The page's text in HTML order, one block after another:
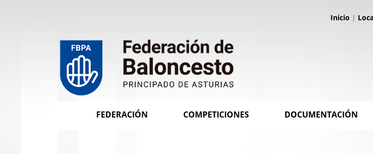
Inicio |
FEDERACIÓN COMPETICIONES DOCUMENTACIÓN